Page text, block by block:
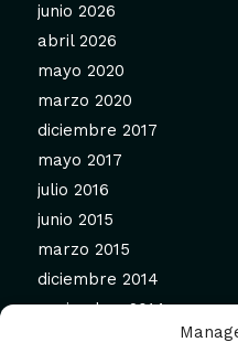
junio 2026
abril 2026
mayo 2020
marzo 2020
diciembre 2017
mayo 2017
julio 2016
junio 2015
marzo 2015
diciembre 2014
noviembre 2014